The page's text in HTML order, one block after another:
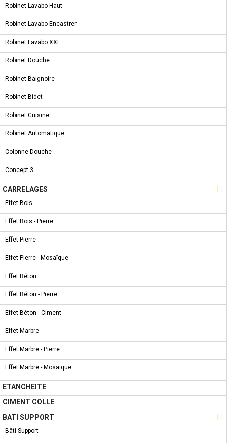
Robinet Lavabo Haut
Robinet Lavabo Encastrer
Robinet Lavabo XXL
Robinet Douche
Robinet Baignoire
Robinet Bidet
Robinet Cuisine
Robinet Automatique
Colonne Douche
Concept 3
CARRELAGES 
Effet Bois
Effet Bois - Pierre
Effet Pierre
Effet Pierre - Mosaïque
Effet Béton
Effet Béton - Pierre
Effet Béton - Ciment
Effet Marbre
Effet Marbre - Pierre
Effet Marbre - Mosaïque
ETANCHEITE
CIMENT COLLE
BATI SUPPORT

Bâti Support
CARRELAGES AT NORGE ARENA 25 * 70
REF : AT.NORGE.ARENA
CARREAUX DE MUR EN PÂTE ROUGE
CARACTÉRISTIQUES
SYMBOLE & CERTIFICATION
FICHE TECHNIQUE
5 AUTRES PRODUITS DANS LA MÊME
CATÉGORIE :